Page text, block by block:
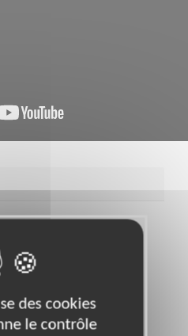
Bertrand PARIS 11
des cookies
le contrôle